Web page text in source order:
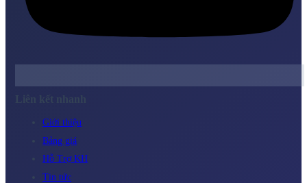
Liên kết nhanh
Giới thiệu
Bảng giá
Hỗ Trợ KH
Tin tức